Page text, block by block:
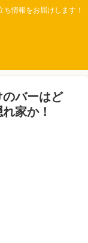
情報をお届けします！
バーはど
家か！